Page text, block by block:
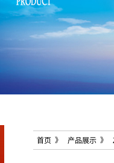
首页 》 产品展示 》